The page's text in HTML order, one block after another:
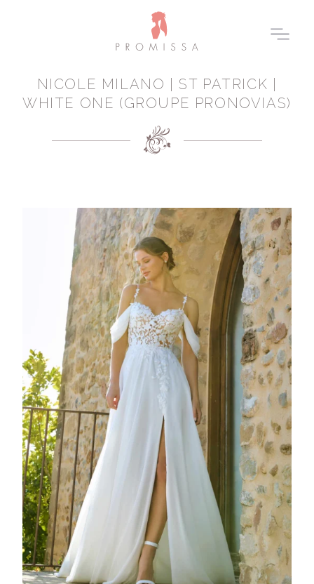
NICOLE MILANO | ST PATRICK |
WHITE ONE (GROUPE PRONOVIAS)